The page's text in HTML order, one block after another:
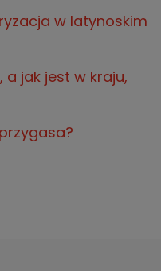
w latynoskim
a jak jest w kraju,